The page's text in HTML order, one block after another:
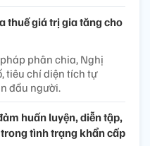
thuế giá trị gia tăng cho
phân chia, Nghị
tiêu chí diện tích tự
đầu người.
huấn luyện, diễn tập,
tình trạng khẩn cấp